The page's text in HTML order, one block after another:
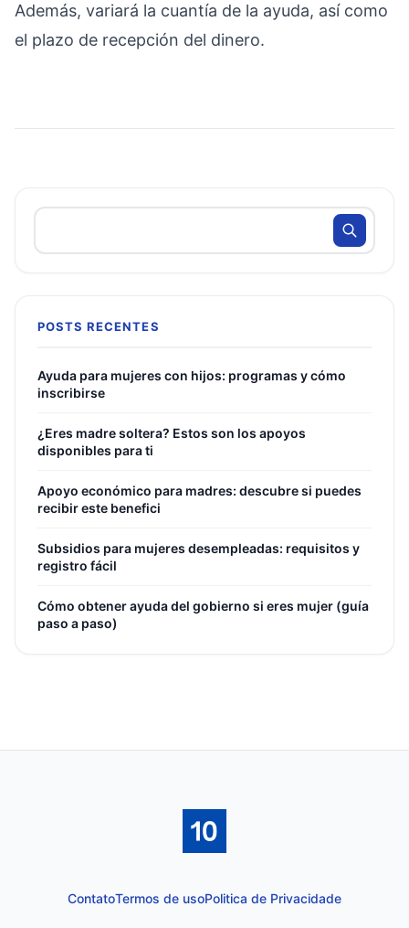
Además, variará la cuantía de la ayuda, así como
el plazo de recepción del dinero.
POSTS RECENTES
Ayuda para mujeres con hijos: programas y cómo
inscribirse
¿Eres madre soltera? Estos son los apoyos
disponibles para ti
Apoyo económico para madres: descubre si puedes
recibir este benefici
Subsidios para mujeres desempleadas: requisitos y
registro fácil
Cómo obtener ayuda del gobierno si eres mujer (guía
paso a paso)
ContatoTermos de usoPolitica de Privacidade